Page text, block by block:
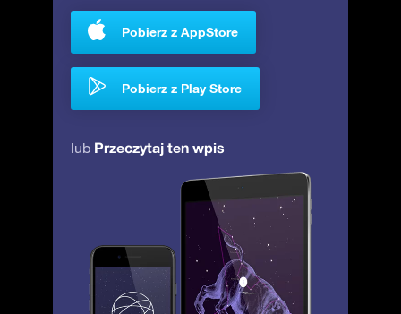
Pobierz z AppStore
Pobierz z Play Store
lub Przeczytaj ten wpis